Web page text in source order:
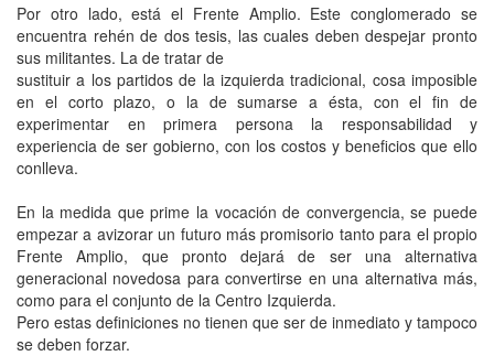
Por otro lado, está el Frente Amplio. Este conglomerado se
encuentra rehén de dos tesis, las cuales deben despejar pronto
sus militantes. La de tratar de
sustituir a los partidos de la izquierda tradicional, cosa imposible
en el corto plazo, o la de sumarse a ésta, con el fin de
experimentar en primera persona la responsabilidad y
experiencia de ser gobierno, con los costos y beneficios que ello
conlleva.
En la medida que prime la vocación de convergencia, se puede
empezar a avizorar un futuro más promisorio tanto para el propio
Frente Amplio, que pronto dejará de ser una alternativa
generacional novedosa para convertirse en una alternativa más,
como para el conjunto de la Centro Izquierda.
Pero estas definiciones no tienen que ser de inmediato y tampoco
se deben forzar.